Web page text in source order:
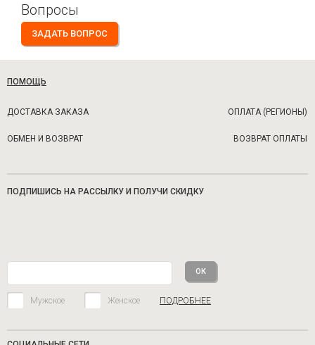
Вопросы
ЗАДАТЬ ВОПРОС
ПОМОЩЬ
ДОСТАВКА ЗАКАЗА ОПЛАТА (РЕГИОНЫ)
ОБМЕН И ВОЗВРАТ ВОЗВРАТ ОПЛАТЫ
ПОДПИШИСЬ НА РАССЫЛКУ И ПОЛУЧИ СКИДКУ
Мужское Женское ПОДРОБНЕЕ